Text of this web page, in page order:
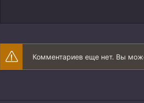
Комментариев еще нет. Вы